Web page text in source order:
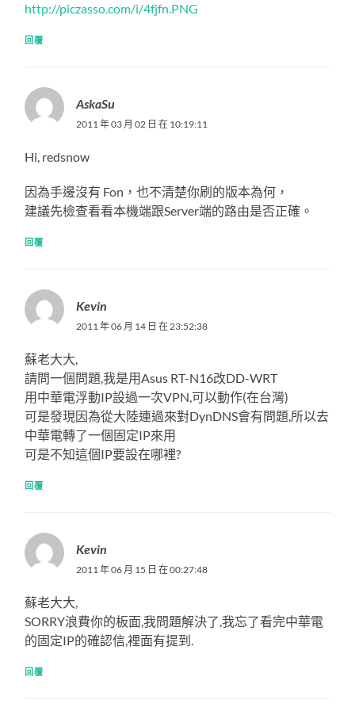
http://piczasso.com/i/4fjfn.PNG
回覆
AskaSu
2011 年 03 月 02 日 在 10:19:11
Hi, redsnow
因為手邊沒有 Fon，也不清楚你刷的版本為何，
建議先檢查看看本機端跟Server端的路由是否正確。
回覆
Kevin
2011 年 06 月 14 日 在 23:52:38
蘇老大大,
請問一個問題,我是用Asus RT-N16改DD-WRT
用中華電浮動IP設過一次VPN,可以動作(在台灣)
可是發現因為從大陸連過來對DynDNS會有問題,所以去
中華電轉了一個固定IP來用
可是不知這個IP要設在哪裡?
回覆
Kevin
2011 年 06 月 15 日 在 00:27:48
蘇老大大,
SORRY浪費你的板面,我問題解決了,我忘了看完中華電
的固定IP的確認信,裡面有提到.
回覆